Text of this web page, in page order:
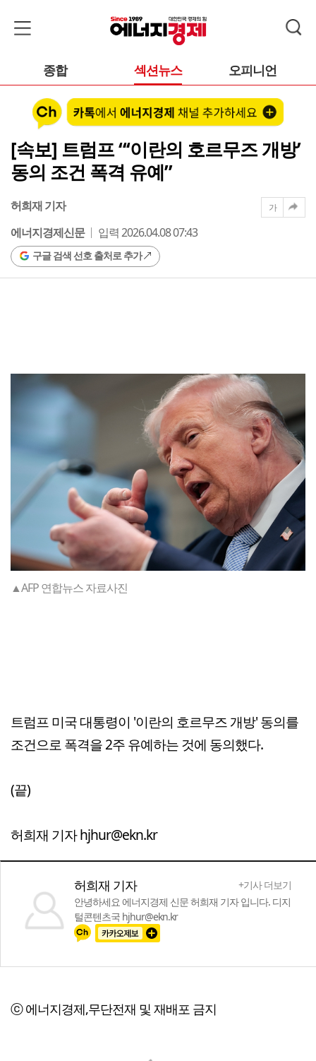
종합 섹션뉴스 오피니언
[속보] 트럼프 “‘이란의 호르무즈 개방’
동의 조건 폭격 유예”
허희재 기자
에너지경제신문
입력 2026.04.08 07:43
구글 검색 선호 출처로 추가
가
▲AFP 연합뉴스 자료사진
트럼프 미국 대통령이 '이란의 호르무즈 개방' 동의를
조건으로 폭격을 2주 유예하는 것에 동의했다.
(끝)
허희재 기자 hjhur@ekn.kr
허희재 기자
+기사 더보기
안녕하세요 에너지경제 신문 허희재 기자 입니다. 디지
털콘텐츠국 hjhur@ekn.kr
ⓒ 에너지경제,무단전재 및 재배포 금지